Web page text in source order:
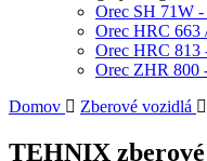
Orec SH 71W
Orec HRC 663
Orec HRC 813
Orec ZHR 800
Domov
Zberové vozidlá
TEHNIX